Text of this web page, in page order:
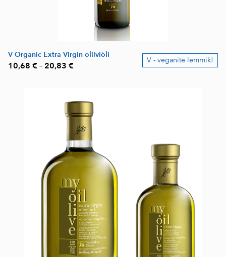
V Organic Extra Virgin oliiviõli
10,68 € – 20,83 €
V - veganite lemmik!